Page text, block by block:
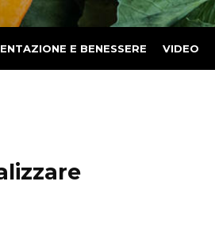
E BENESSERE VIDEO